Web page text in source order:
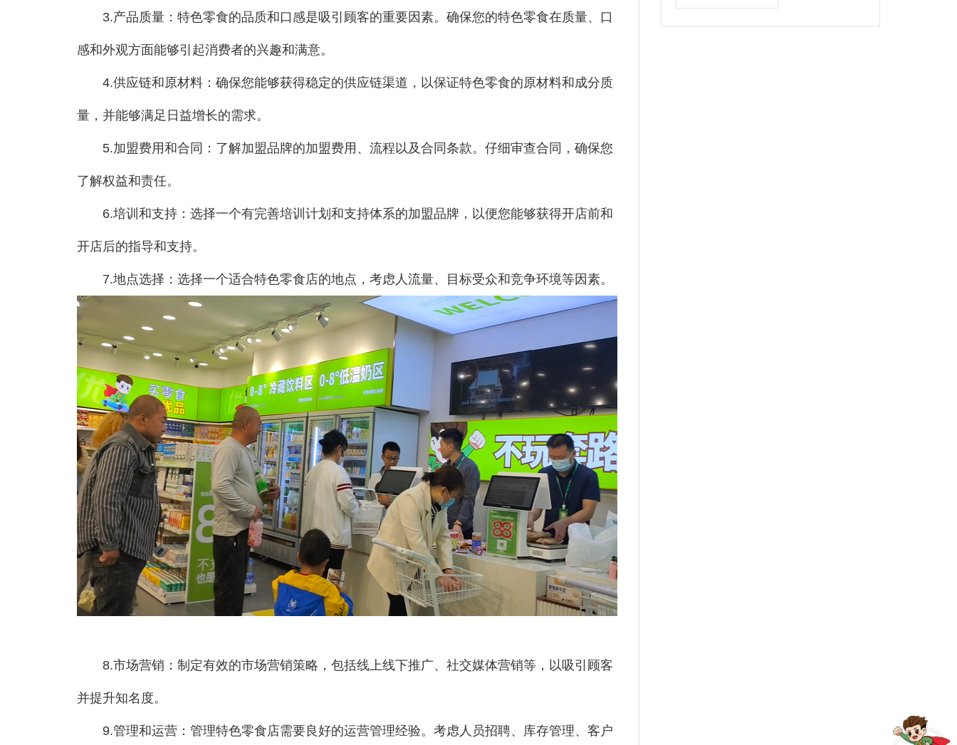
3.产品质量：特色零食的品质和口感是吸引顾客的重要因素。确保您的特色零食在质量、口
感和外观方面能够引起消费者的兴趣和满意。
4.供应链和原材料：确保您能够获得稳定的供应链渠道，以保证特色零食的原材料和成分质
量，并能够满足日益增长的需求。
5.加盟费用和合同：了解加盟品牌的加盟费用、流程以及合同条款。仔细审查合同，确保您
了解权益和责任。
6.培训和支持：选择一个有完善培训计划和支持体系的加盟品牌，以便您能够获得开店前和
开店后的指导和支持。
7.地点选择：选择一个适合特色零食店的地点，考虑人流量、目标受众和竞争环境等因素。
8.市场营销：制定有效的市场营销策略，包括线上线下推广、社交媒体营销等，以吸引顾客
并提升知名度。
9.管理和运营：管理特色零食店需要良好的运营管理经验。考虑人员招聘、库存管理、客户